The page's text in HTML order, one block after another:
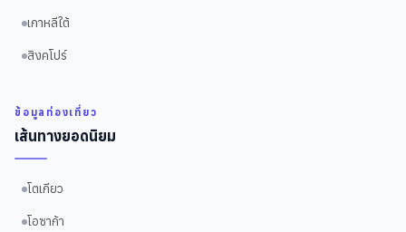
เกาหลีใต้
สิงคโปร์
ข้อมูลท่องเที่ยว
เส้นทางยอดนิยม
โตเกียว
โอซาก้า